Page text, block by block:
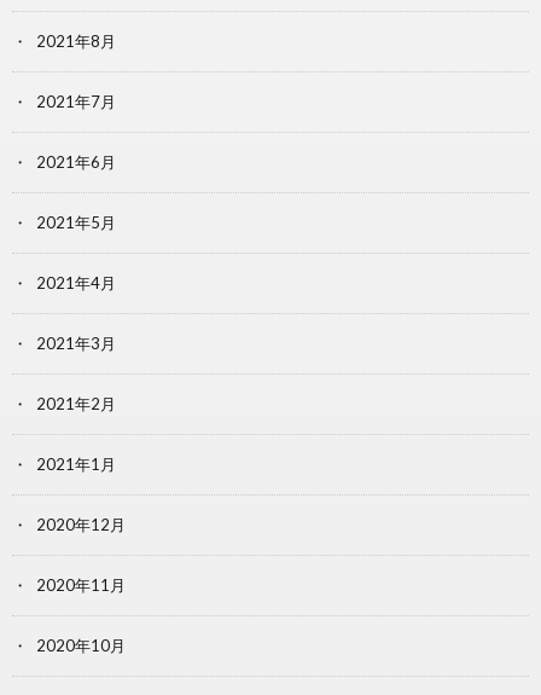
2021年8月
2021年7月
2021年6月
2021年5月
2021年4月
2021年3月
2021年2月
2021年1月
2020年12月
2020年11月
2020年10月